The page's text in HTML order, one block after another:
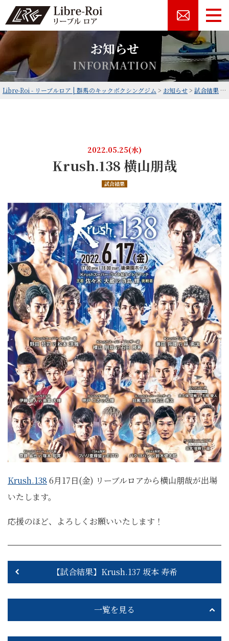
お知らせ
INFORMATION
Libre-Roi - リーブルロア | 群馬のキックボクシングジム > お知らせ> 試合結果
2022.05.25(水)
Krush.138 横山朋哉
試合結果
Krush.138 6月17日(金) リーブルロアから横山朋哉が出場
いたします。
応援のほど、よろしくお願いいたします！
【試合結果】Krush.137 坂本 寿希
一覧を見る